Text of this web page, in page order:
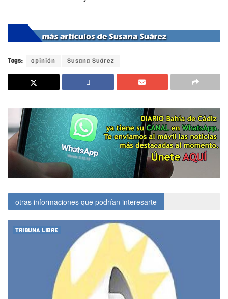
Tags: opinión Susana Suárez
otras informaciones que podrían interesarte
TRIBUNA LIBRE